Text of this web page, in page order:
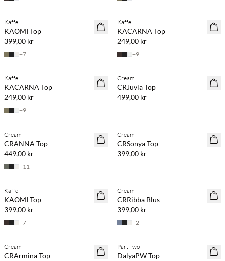
NYHET
Kaffe
KAOMI Top
399,00 kr
+7
NYHET
Kaffe
KACARNA Top
249,00 kr
+9
NYHET
Kaffe
KACARNA Top
249,00 kr
+9
NYHET
Cream
CRJuvia Top
499,00 kr
NYHET
Cream
CRANNA Top
449,00 kr
+11
NYHET
Cream
CRSonya Top
399,00 kr
NYHET
Kaffe
KAOMI Top
399,00 kr
+7
NYHET
Cream
CRRibba Blus
399,00 kr
+2
NYHET
Cream
CRArmina Top
NYHET
Part Two
DalyaPW Top